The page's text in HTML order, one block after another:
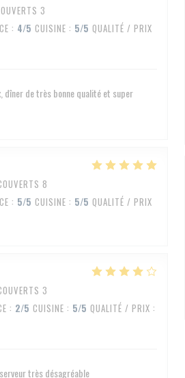
3
: 4/5 CUISINE : 5/5 QUALITÉ / PRIX
de très bonne qualité et super
8
: 5/5 CUISINE : 5/5 QUALITÉ / PRIX
3
: 2/5 CUISINE : 5/5 QUALITÉ / PRIX :
très désagréable